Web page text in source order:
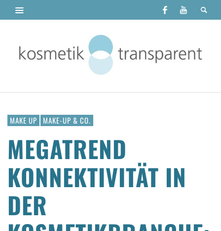
MAKE UP MAKE-UP & CO.
MEGATREND
KONNEKTIVITÄT IN
DER